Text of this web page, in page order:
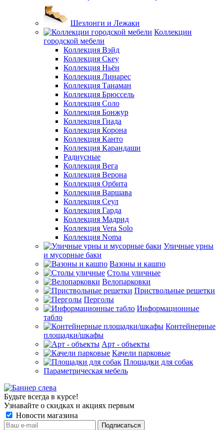
Шезлонги и Лежаки
Коллекции
городской мебели
Коллекция Вэйд
Коллекция Скеу
Коллекция Ньён
Коллекция Линарес
Коллекция Танаман
Коллекция Брюссель
Коллекция Соло
Коллекция Бонжур
Коллекция Гиада
Коллекция Корона
Коллекция Канто
Коллекция Карандаши
Радиусные
Коллекция Вега
Коллекция Верона
Коллекция Орбита
Коллекция Варшава
Коллекция Сеул
Коллекция Гарда
Коллекция Мадрид
Коллекция Vera Solo
Коллекция Noma
Уличные урны
и мусорные баки
Вазоны и кашпо
Столы уличные
Велопарковки
Приствольные решетки
Перголы
Информационные
табло
Контейнерные
площадки/шкафы
Арт - объекты
Качели парковые
Площадки для собак
Параметрическая мебель
Будьте всегда в курсе!
Узнавайте о скидках и акциях первым
Новости магазина